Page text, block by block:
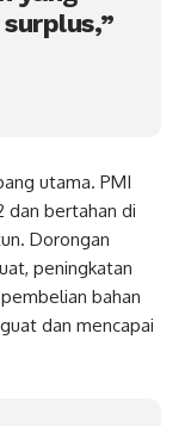
utama. PMI
dan bertahan di
Dorongan
peningkatan
bahan
dan mencapai